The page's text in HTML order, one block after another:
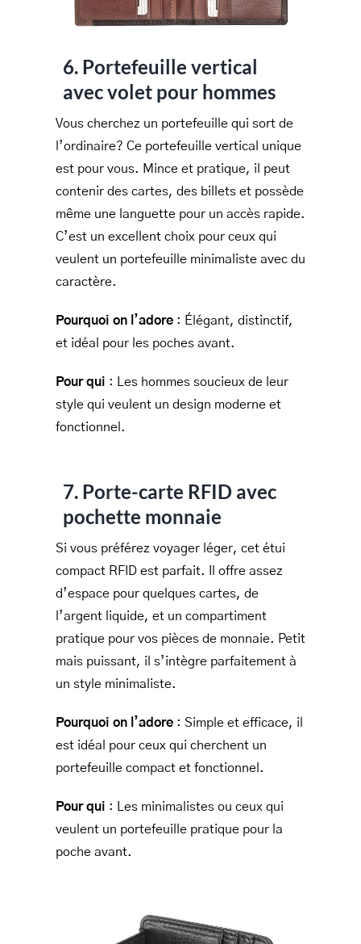
6. Portefeuille vertical
avec volet pour hommes
Vous cherchez un portefeuille qui sort de
l’ordinaire? Ce portefeuille vertical unique
est pour vous. Mince et pratique, il peut
contenir des cartes, des billets et possède
même une languette pour un accès rapide.
C’est un excellent choix pour ceux qui
veulent un portefeuille minimaliste avec du
caractère.
Pourquoi on l’adore : Élégant, distinctif,
et idéal pour les poches avant.
Pour qui : Les hommes soucieux de leur
style qui veulent un design moderne et
fonctionnel.
7. Porte-carte RFID avec
pochette monnaie
Si vous préférez voyager léger, cet étui
compact RFID est parfait. Il offre assez
d’espace pour quelques cartes, de
l’argent liquide, et un compartiment
pratique pour vos pièces de monnaie. Petit
mais puissant, il s’intègre parfaitement à
un style minimaliste.
Pourquoi on l’adore : Simple et efficace, il
est idéal pour ceux qui cherchent un
portefeuille compact et fonctionnel.
Pour qui : Les minimalistes ou ceux qui
veulent un portefeuille pratique pour la
poche avant.